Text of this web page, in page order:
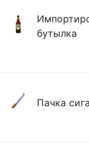
бутылка
Пачка